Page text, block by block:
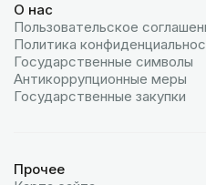
О нас
Пользовательское
Политика
Государственные символы
Антикоррупционные меры
Государственные закупки
Прочее